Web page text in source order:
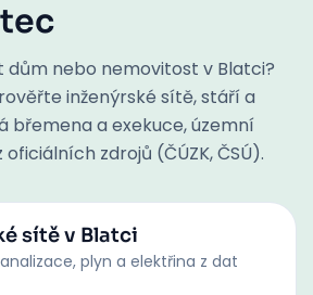
dům nebo nemovitost v Blatci?
inženýrské sítě, stáří a
břemena a exekuce, územní
zdrojů (ČÚZK, ČSÚ).
sítěv Blatci
plyn a elektřina z dat